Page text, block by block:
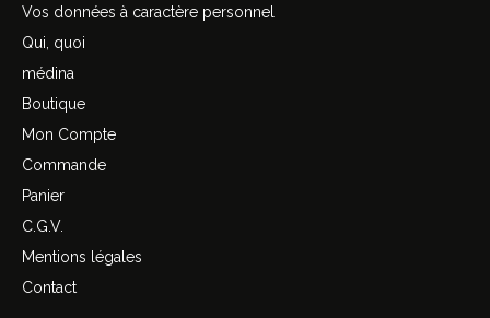
Vos données à caractère personnel
Qui, quoi
médina
Boutique
Mon Compte
Commande
Panier
C.G.V.
Mentions légales
Contact